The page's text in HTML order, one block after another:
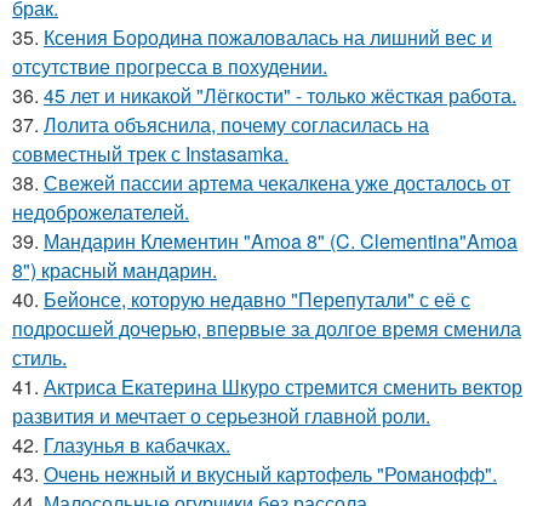
брак.
35. Ксения Бородина пожаловалась на лишний вес и
отсутствие прогресса в похудении.
36. 45 лет и никакой "Лёгкости" - только жёсткая работа.
37. Лолита объяснила, почему согласилась на
совместный трек с Instasamka.
38. Свежей пассии артема чекалкена уже досталось от
недоброжелателей.
39. Мандарин Клементин "Amoa 8" (C. Clementina"Amoa
8") красный мандарин.
40. Бейонсе, которую недавно "Перепутали" с её с
подросшей дочерью, впервые за долгое время сменила
стиль.
41. Актриса Екатерина Шкуро стремится сменить вектор
развития и мечтает о серьезной главной роли.
42. Глазунья в кабачках.
43. Очень нежный и вкусный картофель "Романофф".